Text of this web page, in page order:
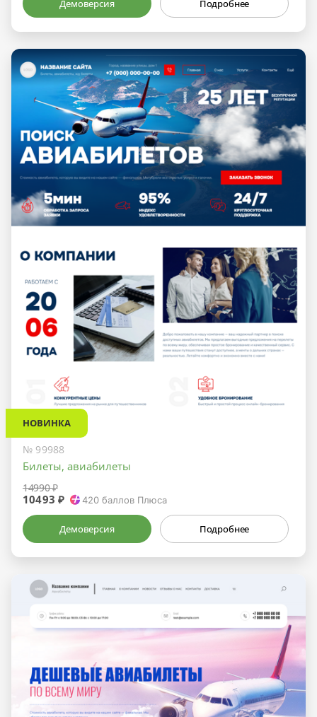
Демоверсия Подробнее
НОВИНКА
№ 99988
Билеты, авиабилеты
14990 ₽
10493 ₽ 420 баллов Плюса
Демоверсия Подробнее